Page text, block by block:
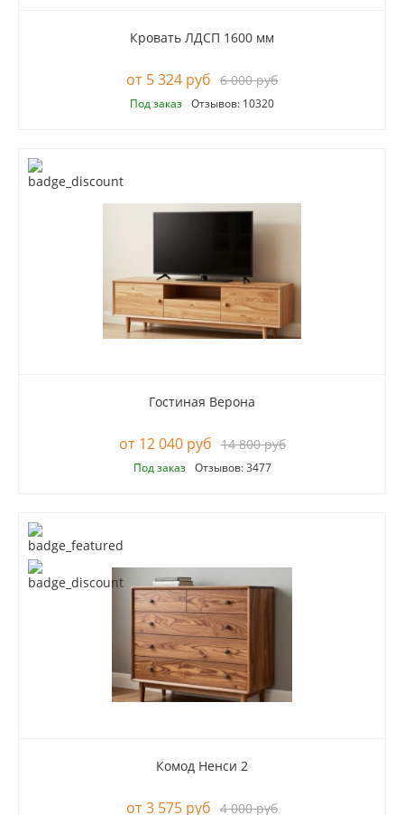
Кровать ЛДСП 1600 мм
5 324 руб 6 000 руб
Под заказ Отзывов: 10320
Гостиная Верона
12 040 руб 14 800 руб
Под заказ Отзывов: 3477
Комод Ненси 2
3 575 руб 4 000 руб